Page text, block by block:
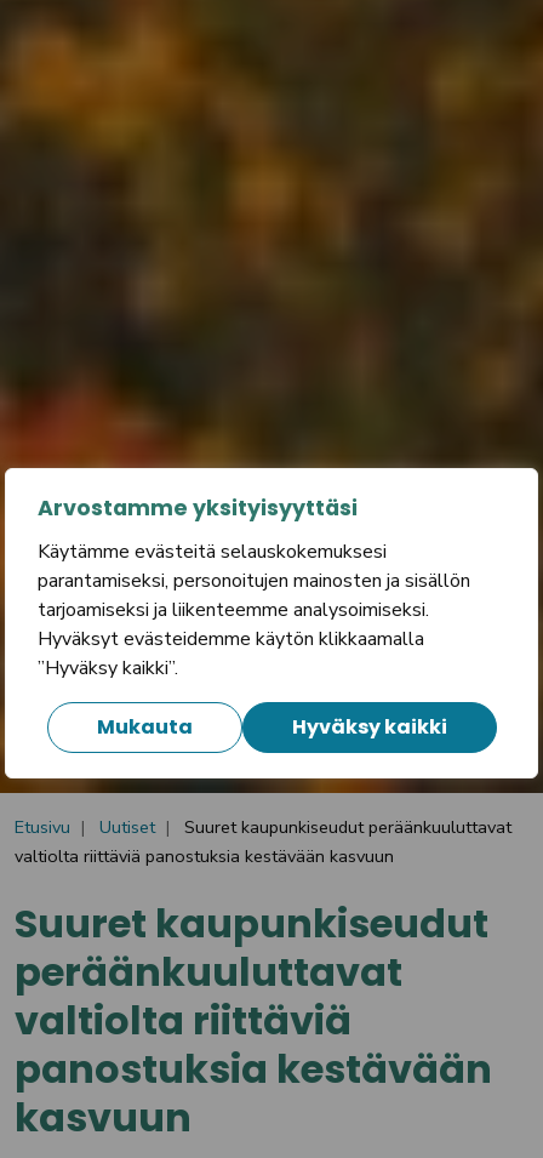
Arvostamme yksityisyyttäsi
Käytämme evästeitä selauskokemuksesi
parantamiseksi, personoitujen mainosten ja sisällön
tarjoamiseksi ja liikenteemme analysoimiseksi.
Hyväksyt evästeidemme käytön klikkaamalla
”Hyväksy kaikki”.
Mukauta Hyväksy kaikki
Etusivu Uutiset
Suuret kaupunkiseudut peräänkuuluttavat
valtiolta riittäviä panostuksia kestävään kasvuun
Suuret kaupunkiseudut
peräänkuuluttavat
valtiolta riittäviä
panostuksia kestävään
kasvuun